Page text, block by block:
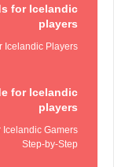
for Icelandic
players
Icelandic Players
for Icelandic
players
Icelandic Gamers
Step‑by‑Step